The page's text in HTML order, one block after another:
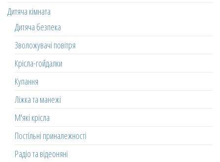
Дитяча кімната
Дитяча безпека
Зволожувачі повітря
Крісла-гойдалки
Купання
Ліжка та манежі
М'які крісла
Постільні приналежності
Радіо та відеоняні